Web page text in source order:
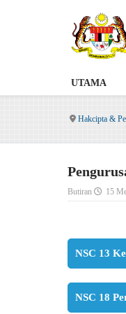
UTAMA
Hakcipta &
Butiran 15
NSC 13
NSC 18